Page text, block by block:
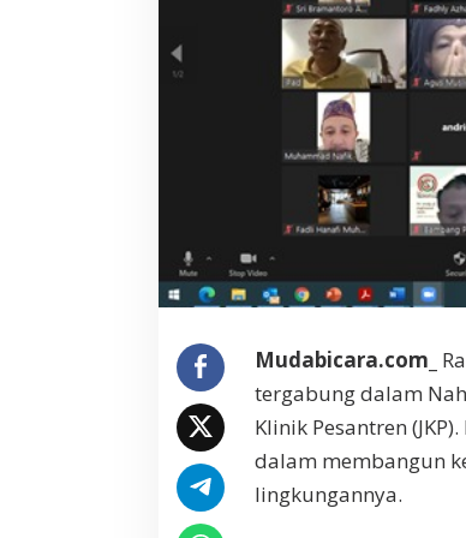
c
l
e
o
o
h
k
a
n
P
r
g
r
m
J
Mudabicara.com_
tergabung dalam
Klinik Pesantren
dalam membangun
lingkungannya.